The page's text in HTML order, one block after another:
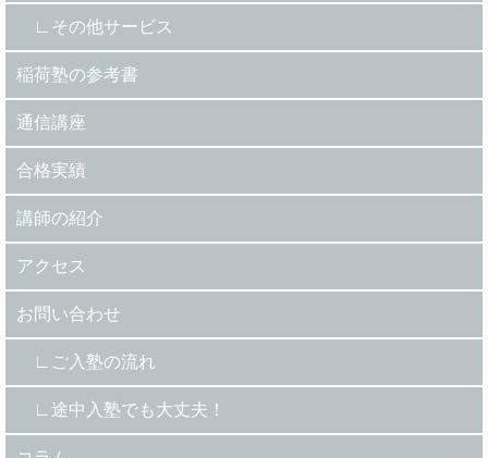
その他サービス
稲荷塾の参考書
通信講座
合格実績
講師の紹介
アクセス
お問い合わせ
ご入塾の流れ
途中入塾でも大丈夫！